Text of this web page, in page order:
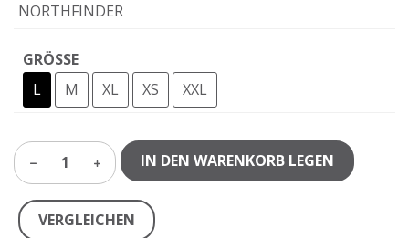
NORTHFINDER
GRÖSSE
L
M XL XS XXL
1 IN DEN WARENKORB LEGEN
VERGLEICHEN